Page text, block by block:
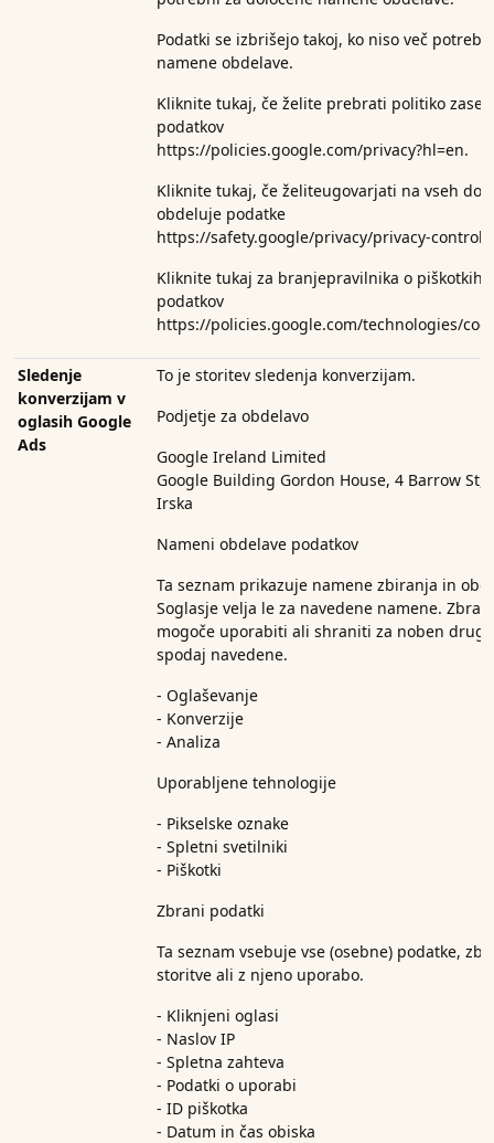
Podatki se izbrišejo takoj, ko niso več
namene obdelave.
Kliknite tukaj, če želite prebrati politiko
podatkov
https://policies.google.com/privacy?hl=en.
Kliknite tukaj, če želiteugovarjati na vseh
obdeluje podatke
https://safety.google/privacy/privacy-
Kliknite tukaj za branjepravilnika o piškotkih
podatkov
https://policies.google.com/technologies/
Sledenje
konverzijam v
oglasih Google
Ads
To je storitev sledenja konverzijam.
Podjetje za obdelavo
Google Ireland Limited
Google Building Gordon House, 4 Barrow St,
Irska
Nameni obdelave podatkov
Ta seznam prikazuje namene zbiranja in
Soglasje velja le za navedene namene.
mogoče uporabiti ali shraniti za noben drug
spodaj navedene.
- Oglaševanje
- Konverzije
- Analiza
Uporabljene tehnologije
- Pikselske oznake
- Spletni svetilniki
- Piškotki
Zbrani podatki
Ta seznam vsebuje vse (osebne) podatke,
storitve ali z njeno uporabo.
- Kliknjeni oglasi
- Naslov IP
- Spletna zahteva
- Podatki o uporabi
- ID piškotka
- Datum in čas obiska